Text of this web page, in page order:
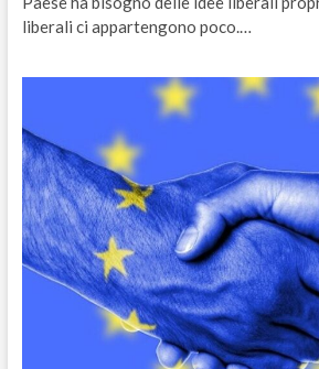
liberali ci appartengono poco.…